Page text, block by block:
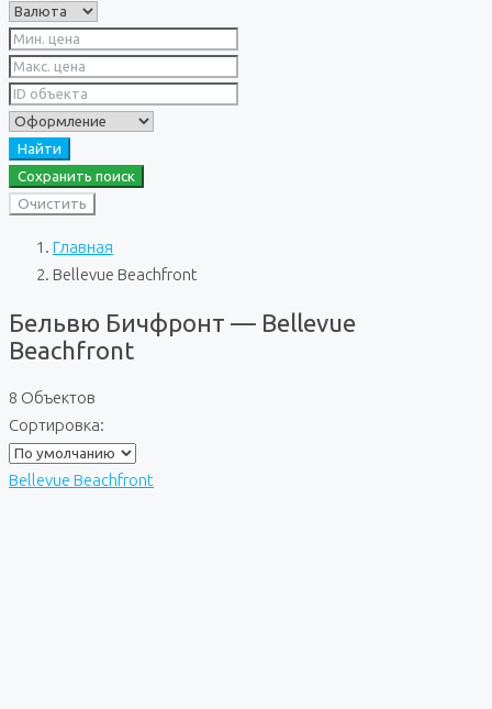
Найти
Сохранить поиск
Очистить
Главная
Bellevue Beachfront
Бельвю Бичфронт — Bellevue
Beachfront
8 Объектов
Сортировка:
Bellevue Beachfront